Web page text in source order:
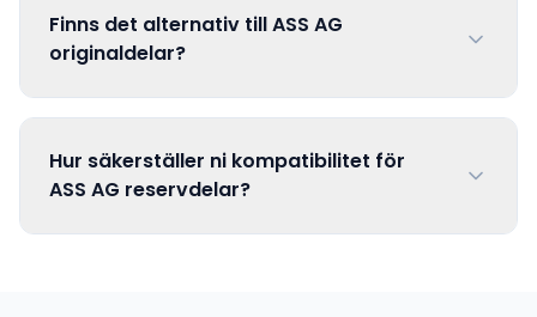
Finns det alternativ till ASS AG
originaldelar?
Hur säkerställer ni kompatibilitet för
ASS AG reservdelar?